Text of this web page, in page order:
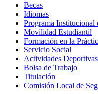
Becas
Idiomas
Programa Institucional
Movilidad Estudiantil
Formación en la
Servicio Social
Actividades
Bolsa de Trabajo
Titulación
Comisión Local de